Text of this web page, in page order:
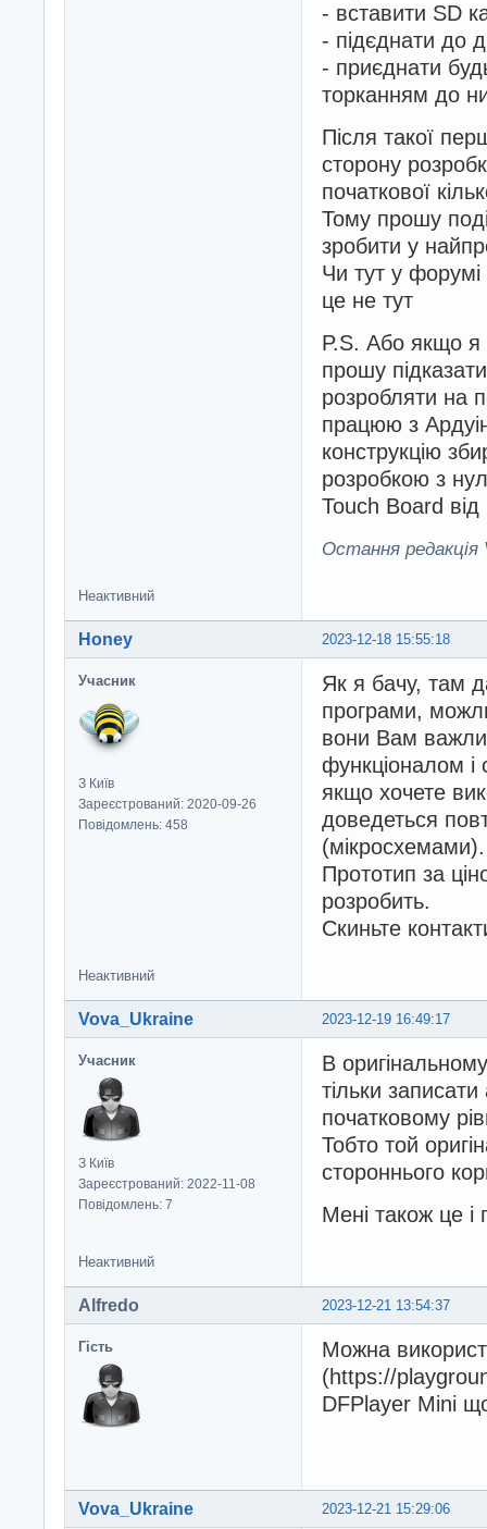
- вставити SD
- підєднати до
- приєднати
торканням до
Після такої
сторону
початкової
Тому прошу
зробити у
Чи тут у
це не тут
P.S. Або якщо я
прошу
розробляти на
працюю з
конструкцію
розробкою з
Touch Board
Остання редакція
Неактивний
2023-12-18 15:55:18
Honey
Учасник
З Київ
Зареєстрований: 2020-09-26
Повідомлень: 458
Як я бачу, там
програми,
вони Вам
функціоналом
якщо хочете
доведеться
(мікросхемами).
Прототип за
розробить.
Скиньте
Неактивний
2023-12-19 16:49:17
Vova_Ukraine
Учасник
З Київ
Зареєстрований: 2022-11-08
Повідомлень: 7
В
тільки
початковому
Тобто той
стороннього
Мені також це і
Неактивний
2023-12-21 13:54:37
Alfredo
Гість
Можна
(https://
DFPlayer Mini
2023-12-21 15:29:06
Vova_Ukraine